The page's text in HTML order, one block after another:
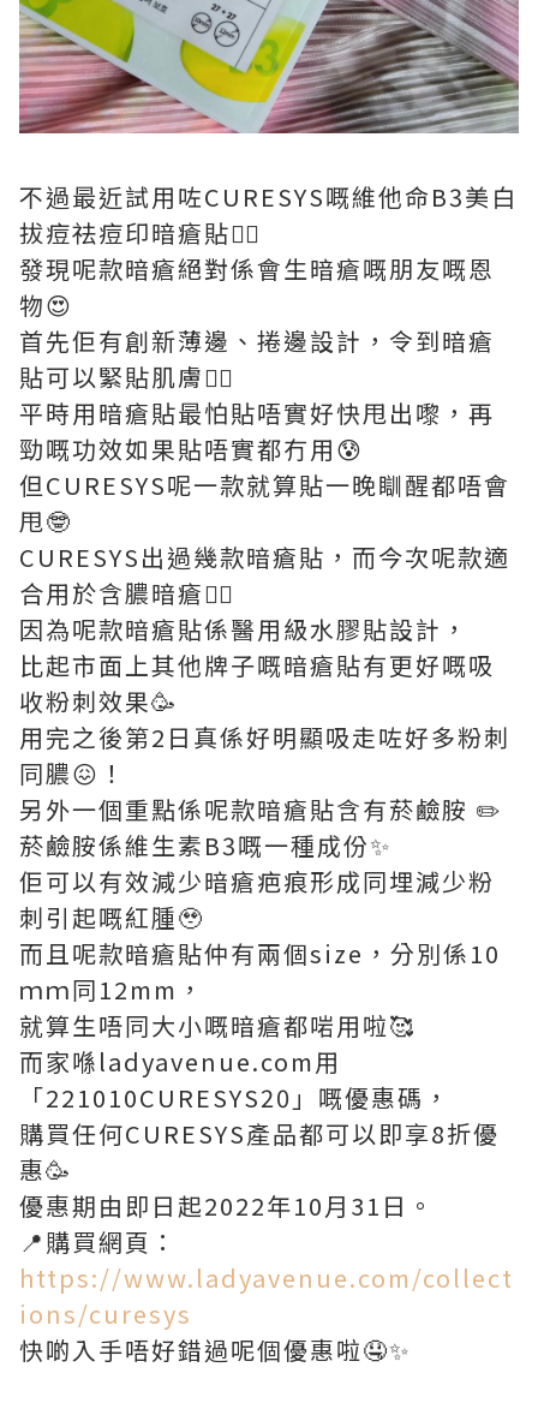
不過最近試用咗CURESYS嘅維他命B3美白
拔痘祛痘印暗瘡貼👆🏻
發現呢款暗瘡絕對係會生暗瘡嘅朋友嘅恩
物😍
首先佢有創新薄邊、捲邊設計，令到暗瘡
貼可以緊貼肌膚👍🏻
平時用暗瘡貼最怕貼唔實好快甩出嚟，再
勁嘅功效如果貼唔實都冇用😰
但CURESYS呢一款就算貼一晚瞓醒都唔會
甩🤓
CURESYS出過幾款暗瘡貼，而今次呢款適
合用於含膿暗瘡👍🏻
因為呢款暗瘡貼係醫用級水膠貼設計，
比起市面上其他牌子嘅暗瘡貼有更好嘅吸
收粉刺效果🥳
用完之後第2日真係好明顯吸走咗好多粉刺
同膿😖！
另外一個重點係呢款暗瘡貼含有菸鹼胺 ✏️
菸鹼胺係維生素B3嘅一種成份✨
佢可以有效減少暗瘡疤痕形成同埋減少粉
刺引起嘅紅腫🥹
而且呢款暗瘡貼仲有兩個size，分別係10
ｍｍ同12mm，
就算生唔同大小嘅暗瘡都啱用啦🥰
而家喺ladyavenue.com用
「221010CURESYS20」嘅優惠碼，
購買任何CURESYS產品都可以即享8折優
惠🥳
優惠期由即日起2022年10月31日。
📍購買網頁：
https://www.ladyavenue.com/collect
ions/curesys
快啲入手唔好錯過呢個優惠啦🤤✨